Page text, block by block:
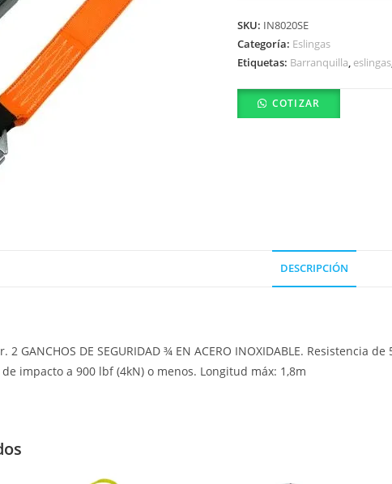
SKU: IN8020SE
Categoría: Eslingas
Etiquetas: Barranquilla eslingas
COTIZAR
DESCRIPCIÓN
GANCHOS DE SEGURIDAD ¾ EN ACERO INOXIDABLE.
impacto a 900 lbf (4kN) o menos. Longitud máx: 1,8m